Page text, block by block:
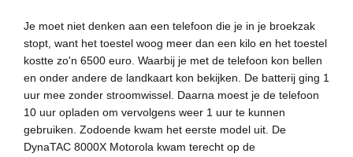
Je moet niet denken aan een telefoon die je in je broekzak
stopt, want het toestel woog meer dan een kilo en het toestel
kostte zo'n 6500 euro. Waarbij je met de telefoon kon bellen
en onder andere de landkaart kon bekijken. De batterij ging 1
uur mee zonder stroomwissel. Daarna moest je de telefoon
10 uur opladen om vervolgens weer 1 uur te kunnen
gebruiken. Zodoende kwam het eerste model uit. De
DynaTAC 8000X Motorola kwam terecht op de